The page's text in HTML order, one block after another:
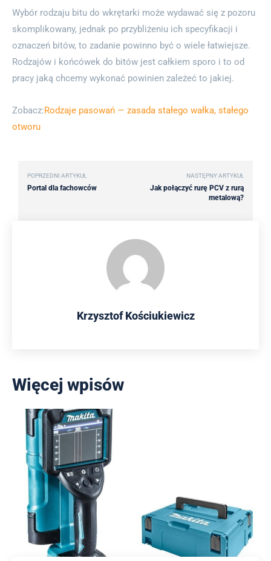
Wybór rodzaju bitu do wkrętarki może wydawać się z pozoru
skomplikowany, jednak po przybliżeniu ich specyfikacji i
oznaczeń bitów, to zadanie powinno być o wiele łatwiejsze.
Rodzajów i końcówek do bitów jest całkiem sporo i to od
pracy jaką chcemy wykonać powinien zależeć to jakiej.
Zobacz:Rodzaje pasowań — zasada stałego wałka, stałego
otworu
POPRZEDNI ARTYKUŁ
Portal dla fachowców
NASTĘPNY ARTYKUŁ
Jak połączyć rurę PCV z rurą
metalową?
Krzysztof Kościukiewicz
Więcej wpisów